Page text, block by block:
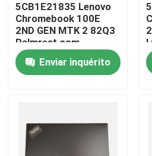
Casa
Produtos
Sobre nós
5CB1E21835 Lenovo
Chromebook 100E
2ND GEN MTK 2 82Q3
Palmrest com
conjunto de touchpad
do tecladoEnviar inquérito